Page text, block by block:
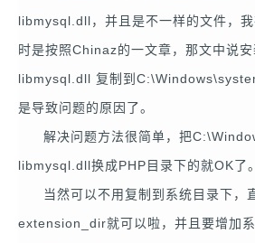
libmysql.dll，并且是不一样的文件，
时是按照Chinaz的一文章，那文中说
libmysql.dll 复制到
是导致问题的原因了。
解决问题方法很简单，把
libmysql.dll换成PHP目录下的就OK了。
当然可以不用复制到系统目录下，
extension_dir就可以啦，并且要增加